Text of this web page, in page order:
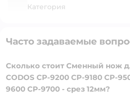
Категория
Часто задаваемые
Сколько стоит Сменный нож
CODOS CP-9200 CP-9180 CP-
9600 CP-9700 - срез 12мм?